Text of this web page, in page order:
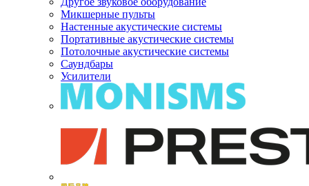
Микшерные пульты
Настенные акустические системы
Портативные акустические системы
Потолочные акустические системы
Саундбары
Усилители